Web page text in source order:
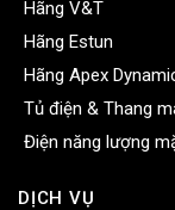
Hãng V&T
Hãng Estun
Hãng Apex
Tủ điện & Thang
Điện năng lượng
DỊCH VỤ